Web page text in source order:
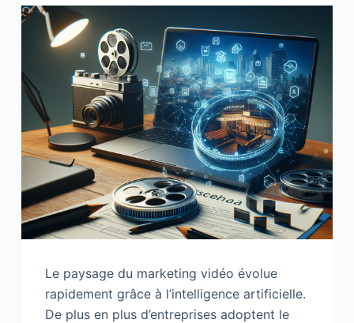
Le paysage du marketing vidéo évolue
rapidement grâce à l’intelligence artificielle.
De plus en plus d’entreprises adoptent le